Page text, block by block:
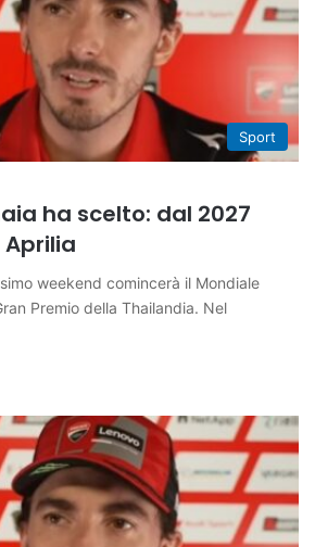
Sport
ha scelto: dal 2027
weekend comincerà il Mondiale
Premio della Thailandia. Nel